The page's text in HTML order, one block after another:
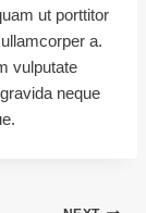
ut porttitor
a.
vulputate
neque